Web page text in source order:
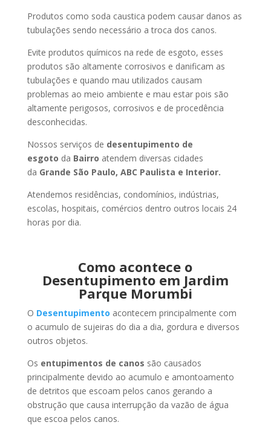
Produtos como soda caustica podem causar danos as
tubulações sendo necessário a troca dos canos.
Evite produtos químicos na rede de esgoto, esses
produtos são altamente corrosivos e danificam as
tubulações e quando mau utilizados causam
problemas ao meio ambiente e mau estar pois são
altamente perigosos, corrosivos e de procedência
desconhecidas.
Nossos serviços de desentupimento de
esgoto da Bairro atendem diversas cidades
da Grande São Paulo, ABC Paulista e Interior.
Atendemos residências, condomínios, indústrias,
escolas, hospitais, comércios dentro outros locais 24
horas por dia.
Como acontece o
Desentupimento em Jardim
Parque Morumbi
O Desentupimento acontecem principalmente com
o acumulo de sujeiras do dia a dia, gordura e diversos
outros objetos.
Os entupimentos de canos são causados
principalmente devido ao acumulo e amontoamento
de detritos que escoam pelos canos gerando a
obstrução que causa interrupção da vazão de água
que escoa pelos canos.